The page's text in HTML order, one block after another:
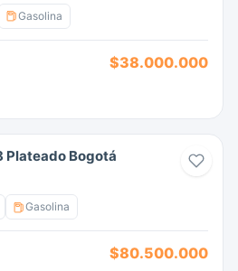
Gasolina
$38.000.000
Plateado Bogotá
Gasolina
$80.500.000